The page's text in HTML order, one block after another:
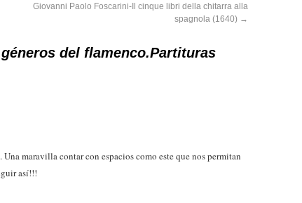
Giovanni Paolo Foscarini-Il cinque libri della chitarra alla
spagnola (1640) →
del flamenco.Partituras
maravilla contar con espacios como este que nos permitan
así!!!